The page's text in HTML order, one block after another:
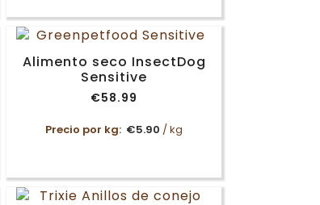
hasta
€99.99
Alimento seco InsectDog
Sensitive
€58.99
Precio por kg: €5.90 / kg